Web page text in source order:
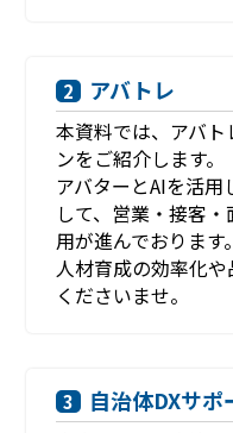
2 アバトレ
本資料では、アバ
ンをご紹介します。
アバターとAIを活用
して、営業・接客
用が進んでおります。
人材育成の効率化
くださいませ。
3 自治体DXサポ